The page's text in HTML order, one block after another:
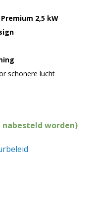
2,5 kW
schonere lucht
nabesteld worden)